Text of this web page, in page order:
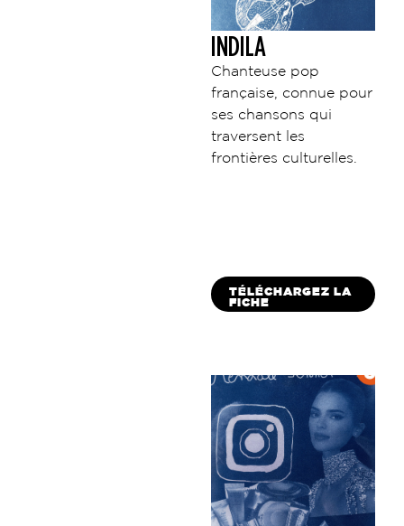
INDILA
Chanteuse pop
française, connue pour
ses chansons qui
traversent les
frontières culturelles.
TÉLÉCHARGEZ LA
FICHE